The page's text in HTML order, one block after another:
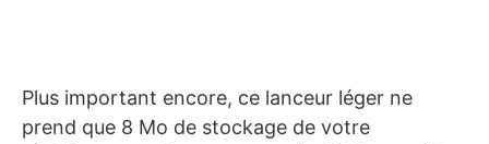
Plus important encore, ce lanceur léger ne
prend que 8 Mo de stockage de votre